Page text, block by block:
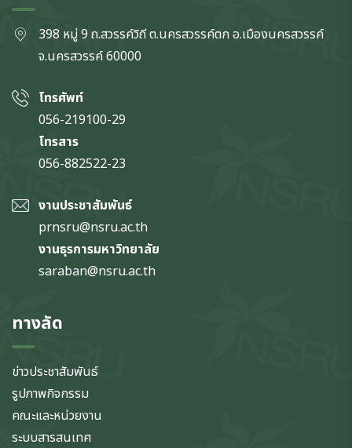
398 หมู่ 9 ถ.สวรรค์วิถี ต.นครสวรรค์ตก อ.เมืองนครสวรรค์
จ.นครสวรรค์60000
โทรศัพท์
056-219100-29
โทรสาร
056-882522-23
งานประชาสัมพันธ์
prnsru@nsru.ac.th
งานธุรการมหาวิทยาลัย
saraban@nsru.ac.th
ทางลัด
ข่าวประชาสัมพันธ์
รูปภาพกิจกรรม
คณะและหน่วยงาน
ระบบสารสนเทศ